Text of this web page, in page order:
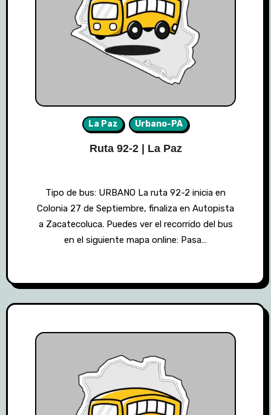
La Paz Urbano-PA
Ruta 92-2 | La Paz
Tipo de bus: URBANO La ruta 92-2 inicia en
Colonia 27 de Septiembre, finaliza en Autopista
a Zacatecoluca. Puedes ver el recorrido del bus
en el siguiente mapa online: Pasa…